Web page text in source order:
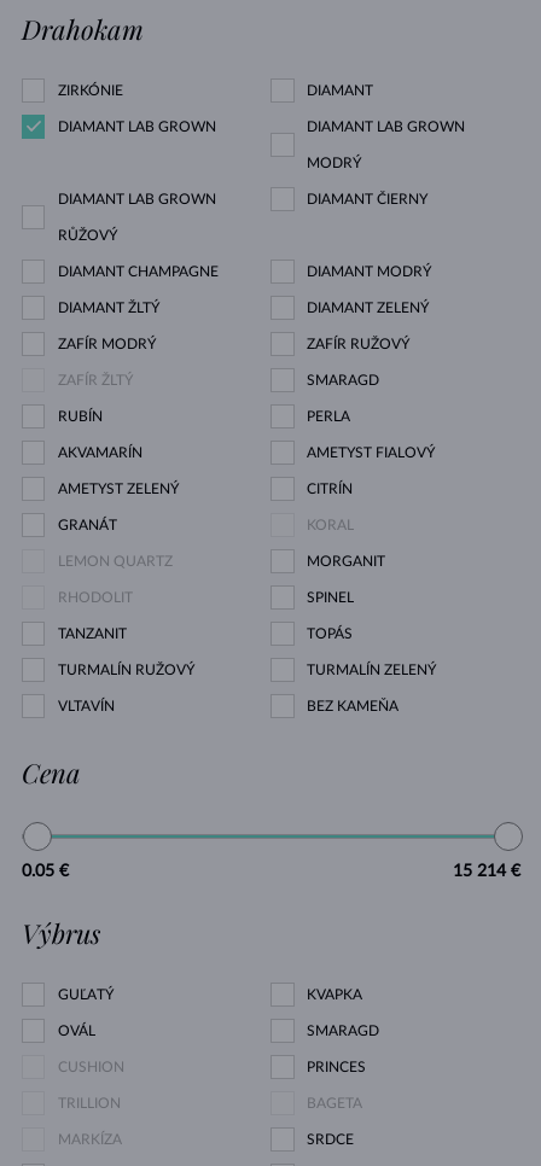
Drahokam
ZIRKÓNIE DIAMANT
DIAMANT LAB GROWN DIAMANT LAB GROWN
MODRÝ
DIAMANT LAB GROWN
RŮŽOVÝ
DIAMANT ČIERNY
DIAMANT CHAMPAGNE DIAMANT MODRÝ
DIAMANT ŽLTÝ DIAMANT ZELENÝ
ZAFÍR MODRÝ ZAFÍR RUŽOVÝ
ZAFÍR ŽLTÝ SMARAGD
RUBÍN PERLA
AKVAMARÍN AMETYST FIALOVÝ
AMETYST ZELENÝ CITRÍN
GRANÁT KORAL
LEMON QUARTZ MORGANIT
RHODOLIT SPINEL
TANZANIT TOPÁS
TURMALÍN RUŽOVÝ TURMALÍN ZELENÝ
VLTAVÍN BEZ KAMEŇA
Cena
0.05 € 15 214 €
Výbrus
GUĽATÝ KVAPKA
OVÁL SMARAGD
CUSHION PRINCES
TRILLION BAGETA
MARKÍZA SRDCE